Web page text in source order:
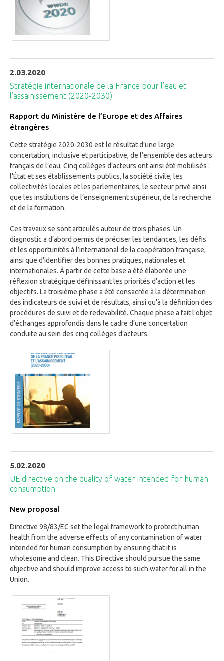
2.03.2020
Stratégie internationale de la France pour l’eau et
l’assainissement (2020-2030)
Rapport du Ministère de l’Europe et des Affaires
étrangères
Cette stratégie 2020-2030 est le résultat d’une large
concertation, inclusive et participative, de l’ensemble des acteurs
français de l’eau. Cinq collèges d’acteurs ont ainsi été mobilisés :
l’État et ses établissements publics, la société civile, les
collectivités locales et les parlementaires, le secteur privé ainsi
que les institutions de l’enseignement supérieur, de la recherche
et de la formation.
Ces travaux se sont articulés autour de trois phases. Un
diagnostic a d’abord permis de préciser les tendances, les défis
et les opportunités à l’international de la coopération française,
ainsi que d’identifier des bonnes pratiques, nationales et
internationales. À partir de cette base a été élaborée une
réflexion stratégique définissant les priorités d’action et les
objectifs. La troisième phase a été consacrée à la détermination
des indicateurs de suivi et de résultats, ainsi qu’à la définition des
procédures de suivi et de redevabilité. Chaque phase a fait l’objet
d’échanges approfondis dans le cadre d’une concertation
conduite au sein des cinq collèges d’acteurs.
5.02.2020
UE directive on the quality of water intended for human
consumption
New proposal
Directive 98/83/EC set the legal framework to protect human
health from the adverse effects of any contamination of water
intended for human consumption by ensuring that it is
wholesome and clean. This Directive should pursue the same
objective and should improve access to such water for all in the
Union.